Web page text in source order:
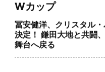
Wカップ
冨安健洋、クリスタル
決定！ 鎌田大地と共闘
舞台へ戻る